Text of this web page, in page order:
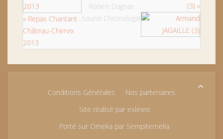
« Repas Chantant .
Château-Chervix
2013
Robert Dagnas
Sound Chronologie
(3) »
Conditions Générales
Nos partenaires
Site réalisé par exlineo
Porté sur Omeka par Sempiternelia